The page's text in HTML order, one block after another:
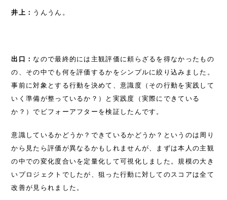
井上： うんうん。
出口：なので最終的には主観評価に頼らざるを得なかったもの
の、その中でも何を評価するかをシンプルに絞り込みました。
事前に対象とする行動を決めて、意識度（その行動を実践して
いく準備が整っているか？）と実践度（実際にできている
か？）でビフォーアフターを検証したんです。
意識しているかどうか？できているかどうか？というのは周り
から見たら評価が異なるかもしれませんが、まずは本人の主観
の中での変化度合いを定量化して可視化しました。規模の大き
いプロジェクトでしたが、狙った行動に対してのスコアは全て
改善が見られました。